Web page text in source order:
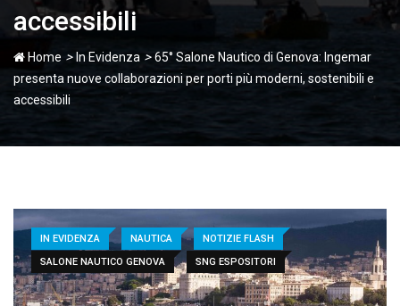
accessibili
Home > In Evidenza >65° Salone Nautico di Genova: Ingemar
presenta nuove collaborazioni per porti più moderni, sostenibili e
accessibili
IN EVIDENZA NAUTICA
NOTIZIE FLASH
SALONE NAUTICO GENOVA
SNG ESPOSITORI